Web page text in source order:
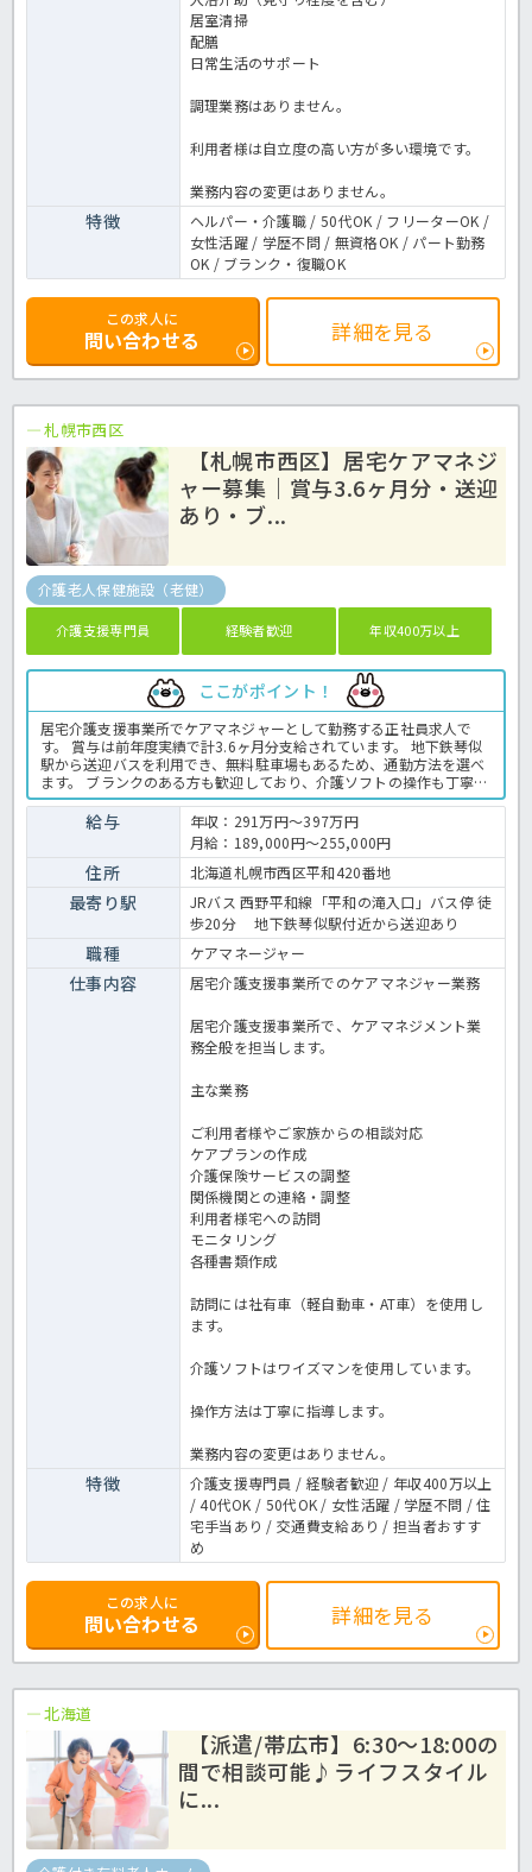
居室清掃
配膳
日常生活のサポート
調理業務はありません。
利用者様は自立度の高い方が多い環境です。
業務内容の変更はありません。
特徴
ヘルパー・介護職 / 50代OK / フリーターOK /
女性活躍 / 学歴不問 / 無資格OK / パート勤務
OK / ブランク・復職OK
この求人に
問い合わせる 詳細を見る
札幌市西区
【札幌市西区】居宅ケアマネジ
ャー募集｜賞与3.6ヶ月分・送迎
あり・ブ...
介護老人保健施設（老健）
介護支援専門員 経験者歓迎 年収400万以上
ここがポイント！
居宅介護支援事業所でケアマネジャーとして勤務する正社員求人で
す。 賞与は前年度実績で計3.6ヶ月分支給されています。 地下鉄琴似
駅から送迎バスを利用でき、無料駐車場もあるため、通勤方法を選べ
ます。 ブランクのある方も歓迎しており、介護ソフトの操作も丁寧に
教えてもらえる環境です。 ご利用者様やご家族の相談に寄り添い、ケ
アプラン作成やサービス調整を担当します。 年間休日は114日あり、
時間外勤務もありません。 地下鉄琴似駅から送迎バスを利用できるほ
か、無料駐車場も完備しています。 ブランクがある方も応募できます
ので、新しい環境で再スタートしたい方にもおすすめです。 ＜ケアマ
ネジャー 正職員 老健の求人＞
給与
年収：291万円～397万円
月給：189,000円～255,000円
住所 北海道札幌市西区平和420番地
最寄り駅
JRバス 西野平和線「平和の滝入口」バス停 徒
歩20分 地下鉄琴似駅付近から送迎あり
職種 ケアマネージャー
仕事内容 居宅介護支援事業所でのケアマネジャー業務
居宅介護支援事業所で、ケアマネジメント業
務全般を担当します。
主な業務
ご利用者様やご家族からの相談対応
ケアプランの作成
介護保険サービスの調整
関係機関との連絡・調整
利用者様宅への訪問
モニタリング
各種書類作成
訪問には社有車（軽自動車・AT車）を使用し
ます。
介護ソフトはワイズマンを使用しています。
操作方法は丁寧に指導します。
業務内容の変更はありません。
特徴
介護支援専門員 / 経験者歓迎 / 年収400万以上
/ 40代OK / 50代OK / 女性活躍 / 学歴不問 / 住
宅手当あり / 交通費支給あり / 担当者おすす
め
この求人に
問い合わせる 詳細を見る
北海道
【派遣/帯広市】6:30～18:00の
間で相談可能♪ライフスタイル
に...